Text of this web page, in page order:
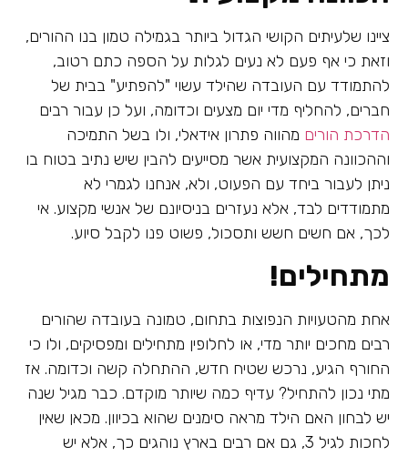
ציינו שלעיתים הקושי הגדול ביותר בגמילה טמון בנו ההורים,
וזאת כי אף פעם לא נעים לגלות על הספה כתם רטוב,
להתמודד עם העובדה שהילד עשוי "להפתיע" בבית של
חברים, להחליף מדי יום מצעים וכדומה, ועל כן עבור רבים
הדרכת הורים מהווה פתרון אידאלי, ולו בשל התמיכה
וההכוונה המקצועית אשר מסייעים להבין שיש נתיב בטוח בו
ניתן לעבור ביחד עם הפעוט, ולא, אנחנו לגמרי לא
מתמודדים לבד, אלא נעזרים בניסיונם של אנשי מקצוע. אי
לכך, אם חשים חשש ותסכול, פשוט פנו לקבל סיוע.
מתחילים!
אחת מהטעויות הנפוצות בתחום, טמונה בעובדה שהורים
רבים מחכים יותר מדי, או לחלופין מתחילים ומפסיקים, ולו כי
החורף הגיע, נרכש שטיח חדש, ההתחלה קשה וכדומה. אז
מתי נכון להתחיל? עדיף כמה שיותר מוקדם. כבר מגיל שנה
יש לבחון האם הילד מראה סימנים שהוא בכיוון. מכאן שאין
לחכות לגיל 3, גם אם רבים בארץ נוהגים כך, אלא יש